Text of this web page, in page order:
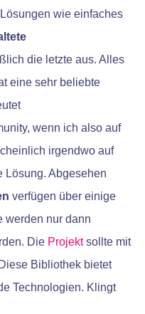
wie einfaches
die letzte aus. Alles
eine sehr beliebte
wenn ich also auf
irgendwo auf
Lösung. Abgesehen
verfügen über einige
werden nur dann
Die Projektsollte mit
Bibliothek bietet
Technologien. Klingt